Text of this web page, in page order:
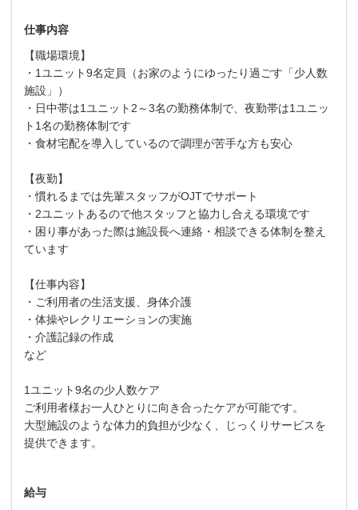
仕事内容
【職場環境】
・1ユニット9名定員（お家のようにゆったり過ごす「少人数
施設」）
・日中帯は1ユニット2～3名の勤務体制で、夜勤帯は1ユニッ
ト1名の勤務体制です
・食材宅配を導入しているので調理が苦手な方も安心
【夜勤】
・慣れるまでは先輩スタッフがOJTでサポート
・2ユニットあるので他スタッフと協力し合える環境です
・困り事があった際は施設長へ連絡・相談できる体制を整え
ています
【仕事内容】
・ご利用者の生活支援、身体介護
・体操やレクリエーションの実施
・介護記録の作成
など
1ユニット9名の少人数ケア
ご利用者様お一人ひとりに向き合ったケアが可能です。
大型施設のような体力的負担が少なく、じっくりサービスを
提供できます。
給与